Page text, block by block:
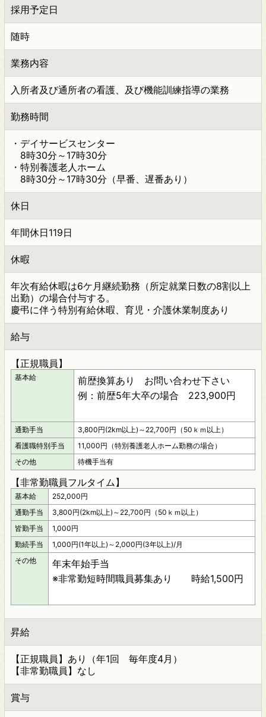
採用予定日
随時
業務内容
入所者及び通所者の看護、及び機能訓練指導の業務
勤務時間
・デイサービスセンター
8時30分～17時30分
・特別養護老人ホーム
8時30分～17時30分（早番、遅番あり）
休日
年間休日119日
休暇
年次有給休暇は6ケ月継続勤務（所定就業日数の8割以上
出勤）の場合付与する。
慶弔に伴う特別有給休暇、育児・介護休業制度あり
給与
【正規職員】
基本給
前歴換算あり お問い合わせ下さい
例：前歴5年大卒の場合 223,900円
通勤手当
3,800円(2km以上)～22,700円（50ｋｍ以上）
看護職特別手当
11,000円（特別養護老人ホーム勤務の場合）
その他
待機手当有
【非常勤職員フルタイム】
基本給
252,000円
通勤手当
3,800円(2km以上)～22,700円（50ｋｍ以上）
皆勤手当
1,000円
勤続手当
1,000円(1年以上)～2,000円(3年以上)/月
その他
年末年始手当
※非常勤短時間職員募集あり 時給1,500円
昇給
【正規職員】あり（年1回 毎年度4月）
【非常勤職員】なし
賞与